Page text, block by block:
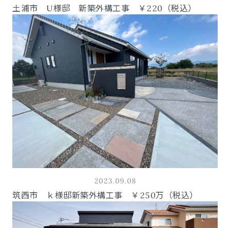
土浦市 U様邸 新築外構工事 ￥220（税込）
2023.09.08
筑西市 ｋ様邸新築外構工事 ￥250万（税込）